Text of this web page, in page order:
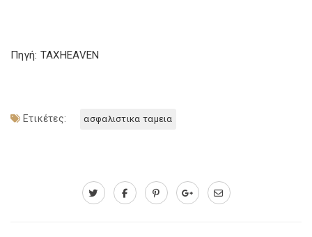
Πηγή: TAXHEAVEN
Ετικέτες: ασφαλιστικα ταμεια